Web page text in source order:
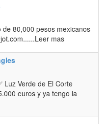
80,000 pesos mexicanos
mas
Luz Verde de El Corte
euros y ya tengo la